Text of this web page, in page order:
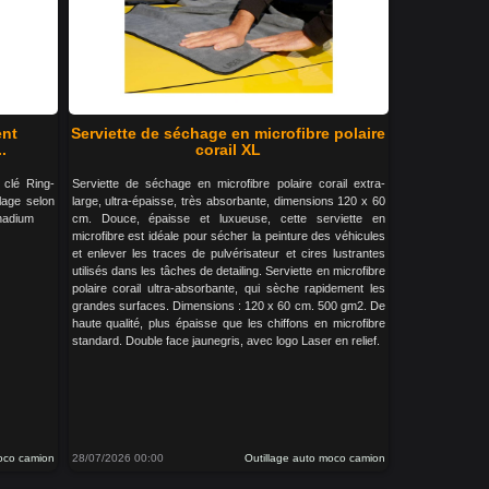
clé Ring-
selon
camion
Serviette de séchage en microfibre polaire
corail XL
Serviette de séchage en microfibre polaire corail extra-
large, ultra-épaisse, très absorbante, dimensions 120 x 60
cm. Douce, épaisse et luxueuse, cette serviette en
microfibre est idéale pour sécher la peinture des véhicules
et enlever les traces de pulvérisateur et cires lustrantes
utilisés dans les tâches de detailing. Serviette en microfibre
polaire corail ultra-absorbante, qui sèche rapidement les
grandes surfaces. Dimensions : 120 x 60 cm. 500 gm2. De
haute qualité, plus épaisse que les chiffons en microfibre
standard. Double face jaunegris, avec logo Laser en relief.
28/07/2026 00:00 Outillage auto moco camion